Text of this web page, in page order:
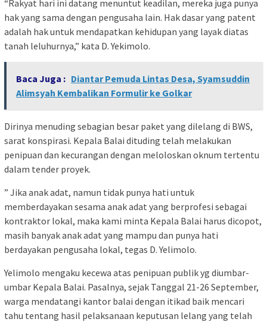
“Rakyat hari ini datang menuntut keadilan, mereka juga punya
hak yang sama dengan pengusaha lain. Hak dasar yang patent
adalah hak untuk mendapatkan kehidupan yang layak diatas
tanah leluhurnya,” kata D. Yekimolo.
Baca Juga : Diantar Pemuda Lintas Desa, Syamsuddin
Alimsyah Kembalikan Formulir ke Golkar
Dirinya menuding sebagian besar paket yang dilelang di BWS,
sarat konspirasi. Kepala Balai dituding telah melakukan
penipuan dan kecurangan dengan meloloskan oknum tertentu
dalam tender proyek.
” Jika anak adat, namun tidak punya hati untuk
memberdayakan sesama anak adat yang berprofesi sebagai
kontraktor lokal, maka kami minta Kepala Balai harus dicopot,
masih banyak anak adat yang mampu dan punya hati
berdayakan pengusaha lokal, tegas D. Yelimolo.
Yelimolo mengaku kecewa atas penipuan publik yg diumbar-
umbar Kepala Balai. Pasalnya, sejak Tanggal 21-26 September,
warga mendatangi kantor balai dengan itikad baik mencari
tahu tentang hasil pelaksanaan keputusan lelang yang telah